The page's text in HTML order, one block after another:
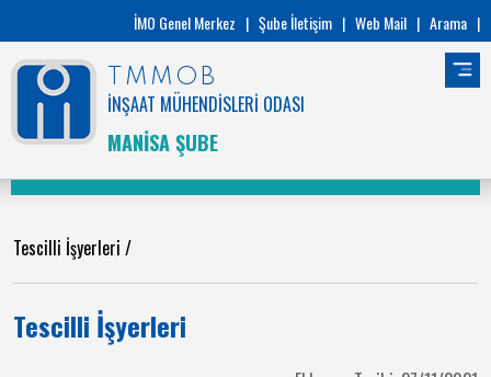
İMO Genel Merkez | Şube İletişim | Web Mail | Arama |
TMMOB
İNŞAAT MÜHENDİSLERİ ODASI
MANİSA ŞUBE
Tescilli İşyerleri /
Tescilli İşyerleri